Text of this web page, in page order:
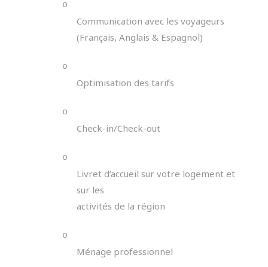
o
Communication avec les voyageurs
(Français, Anglais & Espagnol)
o
Optimisation des tarifs
o
Check-in/Check-out
o
Livret d’accueil sur votre logement et
sur les
activités de la région
o
Ménage professionnel